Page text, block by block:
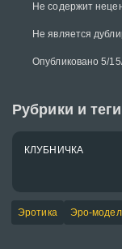
Не содержит
Не является
Опубликовано 5/
Рубрики и
КЛУБНИЧКА
Эротика Эро-